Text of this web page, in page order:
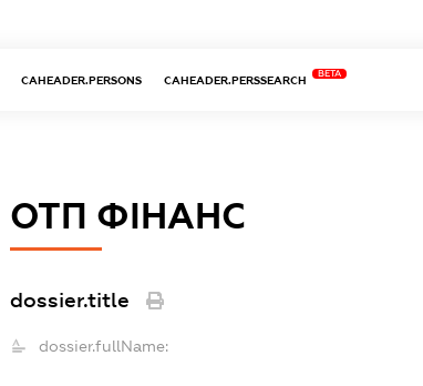
CAHEADER.PERSONS CAHEADER.PERSSEARCH
BETA
ОТП ФІНАНС
dossier.title
dossier.fullName: